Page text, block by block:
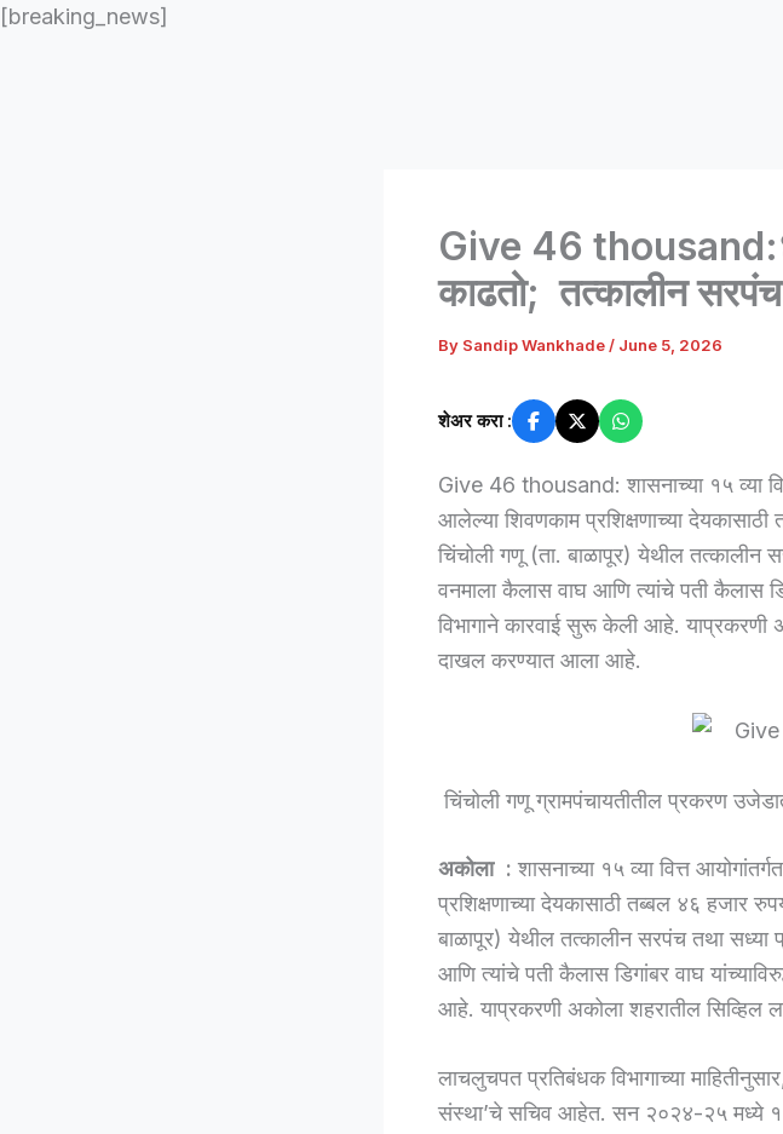
[breaking_news]
Give 46
काढतो; तत्कालीन सरपंच
By Sandip Wankhade / June 5, 2026
शेअर करा :
Give 46 thousand: शासनाच्या १५ व्या
आलेल्या शिवणकाम प्रशिक्षणाच्या
चिंचोली गणू (ता. बाळापूर) येथील
वनमाला कैलास वाघ आणि त्यांचे पती कैलास
विभागाने कारवाई सुरू केली आहे. याप्रकरणी
दाखल करण्यात आला आहे.
चिंचोली गणू ग्रामपंचायतीतील प्रकरण
अकोला : शासनाच्या १५ व्या वित्त
प्रशिक्षणाच्या देयकासाठी तब्बल ४६ हजार
बाळापूर) येथील तत्कालीन सरपंच तथा
आणि त्यांचे पती कैलास डिगांबर वाघ
आहे. याप्रकरणी अकोला शहरातील सिव्हिल
लाचलुचपत प्रतिबंधक विभागाच्या
संस्था’चे सचिव आहेत. सन २०२४-२५ मध्ये १५